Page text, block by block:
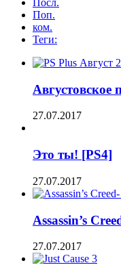
Посл.
Поп.
ком.
Теги:
Августовское
27.07.2017
Это ты! [PS4]
27.07.2017
Assassin’s
27.07.2017